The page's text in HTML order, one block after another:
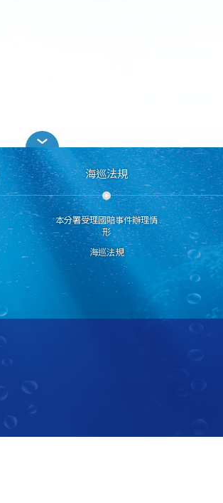
海巡法規
本分署受理國賠事件辦理情
形
海巡法規